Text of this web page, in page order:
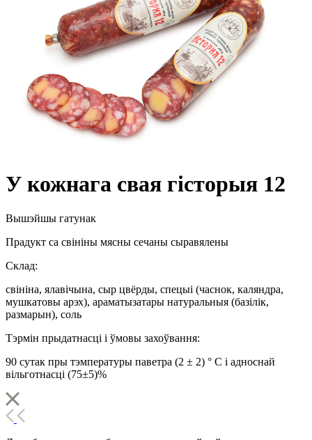
У кожнага свая гісторыя 12
Вышэйшы гатунак
Прадукт са свініны мясны сечаны сыравялены
Склад:
свініна, ялавічына, сыр цвёрды, спецыі (часнок, каляндра,
мушкатовы арэх), араматызатары натуральныя (базілік,
размарын), соль
Тэрмін прыдатнасці і ўмовы захоўвання:
90 сутак пры тэмпературы паветра (2 ± 2) ° С і адноснай
вільготнасці (75±5)%